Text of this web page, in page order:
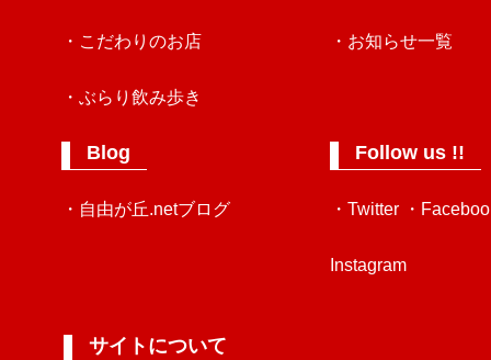
・こだわりのお店
・ぶらり飲み歩き
Blog
・自由が丘.netブログ
・お知らせ一覧
Follow us !!
・Twitter ・
Instagram
サイトについて